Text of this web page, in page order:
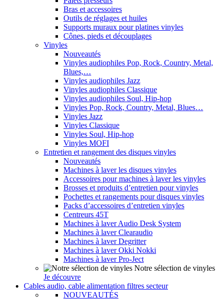
Bras et accessoires
Outils de réglages et huiles
Supports muraux pour platines vinyles
Cônes, pieds et découplages
Vinyles
Nouveautés
Vinyles audiophiles Pop, Rock, Country, Metal,
Blues,…
Vinyles audiophiles Jazz
Vinyles audiophiles Classique
Vinyles audiophiles Soul, Hip-hop
Vinyles Pop, Rock, Country, Metal, Blues…
Vinyles Jazz
Vinyles Classique
Vinyles Soul, Hip-hop
Vinyles MOFI
Entretien et rangement des disques vinyles
Nouveautés
Machines à laver les disques vinyles
Accessoires pour machines à laver les vinyles
Brosses et produits d’entretien pour vinyles
Pochettes et rangements pour disques vinyles
Packs d’accessoires d’entretien vinyles
Centreurs 45T
Machines à laver Audio Desk System
Machines à laver Clearaudio
Machines à laver Degritter
Machines à laver Okki Nokki
Machines à laver Pro-Ject
Notre sélection de vinyles
Je découvre
Cables audio, cable alimentation filtres secteur
NOUVEAUTÉS